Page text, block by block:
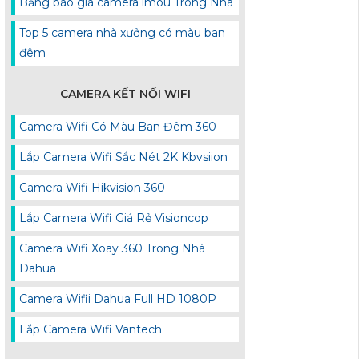
Top 5 camera nhà xưởng có màu ban
đêm
CAMERA KẾT NỐI WIFI
Camera Wifi Có Màu Ban Đêm 360
Lắp Camera Wifi Sắc Nét 2K Kbvsiion
Camera Wifi Hikvision 360
Lắp Camera Wifi Giá Rẻ Visioncop
Camera Wifi Xoay 360 Trong Nhà
Dahua
Camera Wifii Dahua Full HD 1080P
Lắp Camera Wifi Vantech